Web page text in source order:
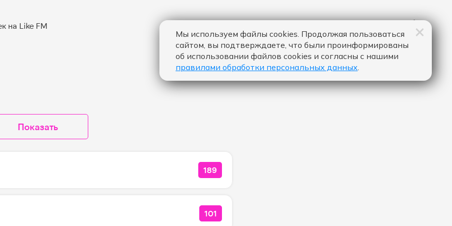
Показать
КОЛИЧЕСТВО ЛАЙКОВ ЗА "GIVE ME SOMETHING - ONE
189
КОЛИЧЕСТВО ЛАЙКОВ ЗА "ПОСМОТРИ В ГЛАЗА -
101
Мы используем файлы cookies. Продолжая пользоваться
сайтом, вы подтверждаете, что были проинформированы
об использовании файлов cookies и согласны с нашими
правилами обработки персональных данных.